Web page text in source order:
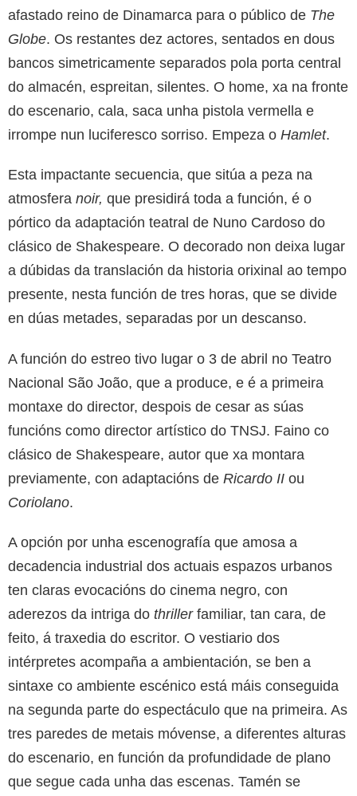
afastado reino de Dinamarca para o público de The
Globe. Os restantes dez actores, sentados en dous
bancos simetricamente separados pola porta central
do almacén, espreitan, silentes. O home, xa na fronte
do escenario, cala, saca unha pistola vermella e
irrompe nun luciferesco sorriso. Empeza o Hamlet.
Esta impactante secuencia, que sitúa a peza na
atmosfera noir, que presidirá toda a función, é o
pórtico da adaptación teatral de Nuno Cardoso do
clásico de Shakespeare. O decorado non deixa lugar
a dúbidas da translación da historia orixinal ao tempo
presente, nesta función de tres horas, que se divide
en dúas metades, separadas por un descanso.
A función do estreo tivo lugar o 3 de abril no Teatro
Nacional São João, que a produce, e é a primeira
montaxe do director, despois de cesar as súas
funcións como director artístico do TNSJ. Faino co
clásico de Shakespeare, autor que xa montara
previamente, con adaptacións de Ricardo II ou
Coriolano.
A opción por unha escenografía que amosa a
decadencia industrial dos actuais espazos urbanos
ten claras evocacións do cinema negro, con
aderezos da intriga do thrillerfamiliar, tan cara, de
feito, á traxedia do escritor. O vestiario dos
intérpretes acompaña a ambientación, se ben a
sintaxe co ambiente escénico está máis conseguida
na segunda parte do espectáculo que na primeira. As
tres paredes de metais móvense, a diferentes alturas
do escenario, en función da profundidade de plano
que segue cada unha das escenas. Tamén se